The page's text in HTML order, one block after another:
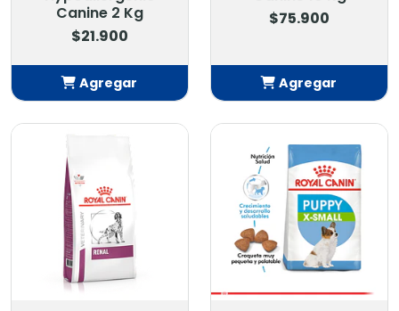
Canine 2 Kg
$21.900
Agregar
Añadido
$75.900
Agregar
Añadido